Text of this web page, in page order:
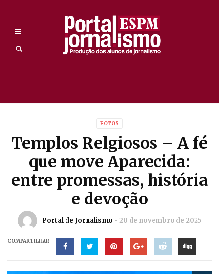
FOTOS
Templos Relgiosos – A fé
que move Aparecida:
entre promessas, história
e devoção
Portal de Jornalismo 20 de novembro de 2025
COMPARTILHAR